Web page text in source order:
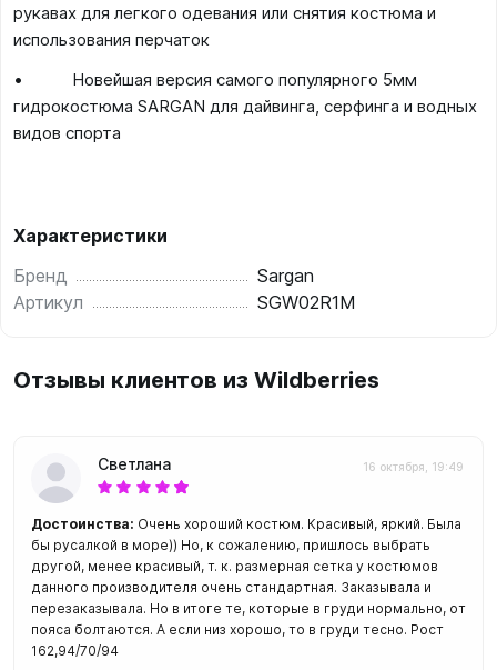
рукавах для легкого одевания или снятия костюма и
использования перчаток
• Новейшая версия самого популярного 5мм
гидрокостюма SARGAN для дайвинга, серфинга и водных
видов спорта
Характеристики
Бренд
Sargan
Артикул
SGW02R1M
Отзывы клиентов из Wildberries
Светлана 16 октября, 19:49
Достоинства: Очень хороший костюм. Красивый, яркий. Была
бы русалкой в море)) Но, к сожалению, пришлось выбрать
другой, менее красивый, т. к. размерная сетка у костюмов
данного производителя очень стандартная. Заказывала и
перезаказывала. Но в итоге те, которые в груди нормально, от
пояса болтаются. А если низ хорошо, то в груди тесно. Рост
162,94/70/94